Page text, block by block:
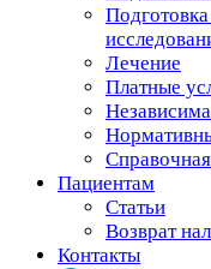
Лечение
Платные
Пациентам
Статьи
Возврат
Контакты